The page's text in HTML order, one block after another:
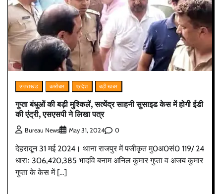
उत्तराखंड कारोबार प्रदेश बड़ी खबर
गुप्ता बंधुओं की बड़ी मुश्किलें, सत्येंद्र साहनी सुसाइड केस में होगी ईडी
की एंट्री, एसएसपी ने लिखा पत्र
Bureau News May 31, 2024 0
देहरादून 31 मई 2024। थाना राजपुर में पजीकृत मु0अ0सं0 119/ 24
धाराः 306,420,385 भादवि बनाम अनिल कुमार गुप्ता व अजय कुमार
गुप्ता के केस में […]